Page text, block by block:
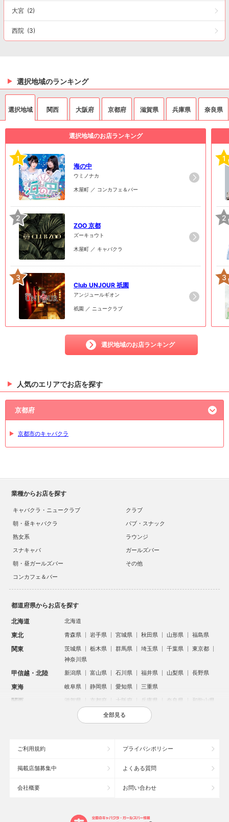
大宮 (2)
西院 (3)
選択地域のランキング
選択地域 関西 大阪府 京都府 滋賀県 兵庫県 奈良県
選択地域のお店ランキング
1
海の中
ウミノナカ
木屋町 ／ コンカフェ＆バー
2
ZOO 京都
ズーキョウト
木屋町 ／ キャバクラ
3
Club UNJOUR 祇園
アンジュールギオン
祇園 ／ ニュークラブ
選択地域のお店ランキング
1
2
3
人気のエリアでお店を探す
京都府
京都市のキャバクラ
業種からお店を探す
キャバクラ・ニュークラブ
クラブ
朝・昼キャバクラ
パブ・スナック
熟女系
ラウンジ
スナキャバ
ガールズバー
朝・昼ガールズバー
その他
コンカフェ＆バー
都道府県からお店を探す
北海道 北海道
東北 青森県 岩手県 宮城県 秋田県 山形県 福島県
関東 茨城県 栃木県 群馬県 埼玉県 千葉県
東京都
神奈川県
甲信越・北陸 新潟県 富山県 石川県 福井県 山梨県 長野県
東海 岐阜県 静岡県 愛知県 三重県
関西 滋賀県 京都府 大阪府 兵庫県 奈良県 和歌山県
鳥取県 島根県 岡山県 広島県
沖縄県
全部見る
ご利用規約 プライバシポリシー
掲載店舗募集中 よくある質問
会社概要 お問い合わせ